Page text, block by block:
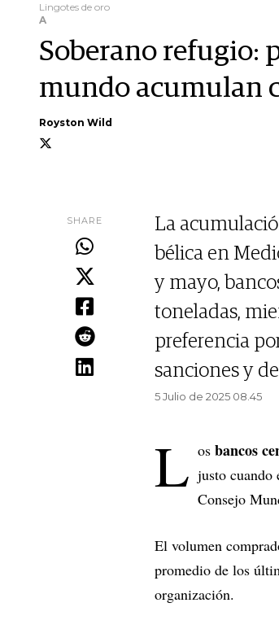
Lingotes de oro
A
Soberano refugio:
mundo acumulan
Royston Wild
SHARE
La
bélica en
y mayo,
toneladas,
preferencia
sanciones y
5 Julio de 2025 08.45
L os bancos
justo
Consejo
El volumen
promedio de los
organización.